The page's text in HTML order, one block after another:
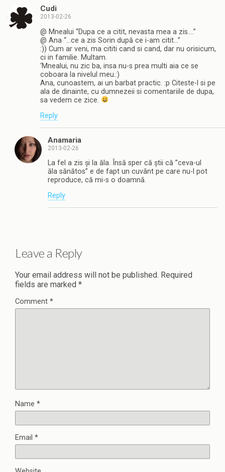
Cudi
2013-02-26
@ Mnealui “Dupa ce a citit, nevasta mea a zis….”
@ Ana “…ce a zis Sorin după ce i-am citit…”
:)) Cum ar veni, ma cititi cand si cand, dar nu orisicum,
ci in familie. Multam.
‘Mnealui, nu zic ba, insa nu-s prea multi aia ce se
coboara la nivelul meu.:)
Ana, cunoastem, ai un barbat practic. :p Citeste-l si pe
ala de dinainte, cu dumnezeii si comentariile de dupa,
sa vedem ce zice.
Reply
Anamaria
2013-02-26
La fel a zis și la ăla. Însă sper că știi că ”ceva-ul
ăla sănătos” e de fapt un cuvânt pe care nu-l pot
reproduce, că mi-s o doamnă.
Reply
Leave a Reply
Your email address will not be published. Required
fields are marked *
Comment *
Name *
Email *